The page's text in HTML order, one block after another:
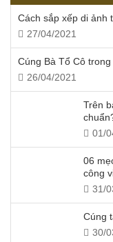
Cách sắp xếp di ảnh
27/04/2021
Cúng Bà Tổ Cô
26/04/2021
Trên
01/
06
công
31/
Cúng
30/